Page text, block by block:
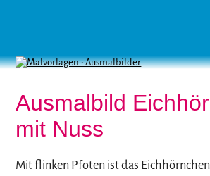
Ausmalbild
mit Nuss
Mit flinken Pfoten ist das